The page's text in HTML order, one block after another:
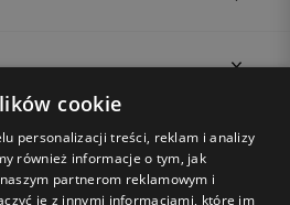
cookie
personalizacji treści, reklam i analizy
również informacje o tym, jak
partnerom reklamowym i
je z innymi informacjami, które im